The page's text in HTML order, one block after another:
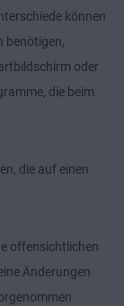
können
benötigen,
oder
die beim
die auf einen
offensichtlichen
Änderungen